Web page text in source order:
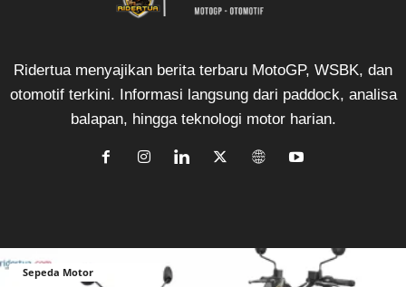
Ridertua menyajikan berita terbaru MotoGP, WSBK, dan
otomotif terkini. Informasi langsung dari paddock, analisa
balapan, hingga teknologi motor harian.
Sepeda Motor